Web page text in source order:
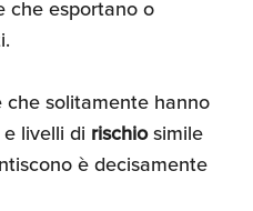
che esportano o
solitamente hanno
livelli di rischiosimile
è decisamente